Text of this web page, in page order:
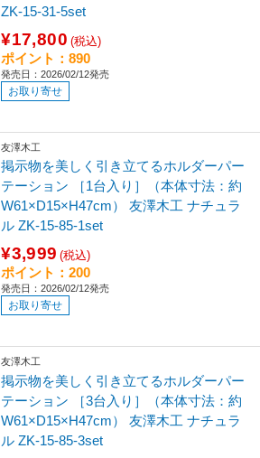
ZK-15-31-5set
¥17,800 (税込)
ポイント：890
発売日：2026/02/12発売
お取り寄せ
友澤木工
掲示物を美しく引き立てるホルダーパー
テーション ［1台入り］（本体寸法：約
W61×D15×H47cm） 友澤木工 ナチュラ
ル ZK-15-85-1set
¥3,999 (税込)
ポイント：200
発売日：2026/02/12発売
お取り寄せ
友澤木工
掲示物を美しく引き立てるホルダーパー
テーション ［3台入り］（本体寸法：約
W61×D15×H47cm） 友澤木工 ナチュラ
ル ZK-15-85-3set